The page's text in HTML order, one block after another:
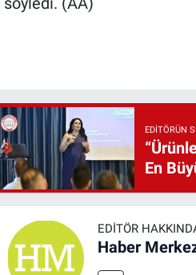
EDITÖRÜN
En
EDITÖR
Haber